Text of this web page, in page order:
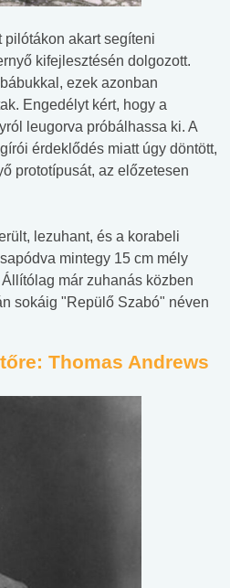
pilótákon akart segíteni
kifejlesztésén dolgozott.
ezek azonban
Engedélyt kért, hogy a
leugorva próbálhassa ki. A
érdeklődés miatt úgy döntött,
prototípusát, az előzetesen
lezuhant, és a korabeli
mintegy 15 cm mély
már zuhanás közben
sokáig "Repülő Szabó" néven
Thomas Andrews